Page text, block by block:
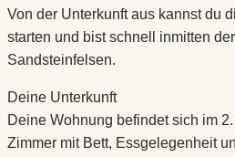
Von der Unterkunft aus kannst du
starten und bist schnell inmitten
Sandsteinfelsen.
Deine Unterkunft
Deine Wohnung befindet sich im
Zimmer mit Bett, Essgelegenheit